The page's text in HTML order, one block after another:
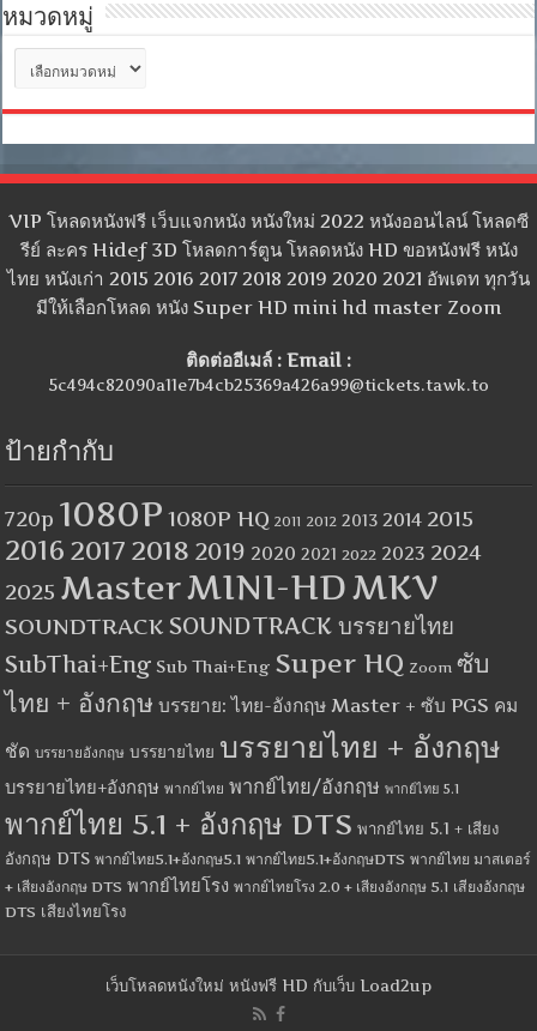
หมวดหมู่
หมู่
VIP โหลดหนังฟรี เว็บแจกหนัง หนังใหม่ 2022 หนังออนไลน์ โหลดซี
รีย์ ละคร Hidef 3D โหลดการ์ตูน โหลดหนัง HD ขอหนังฟรี หนัง
ไทย หนังเก่า 2015 2016 2017 2018 2019 2020 2021 อัพเดท ทุกวัน
มีให้เลือกโหลด หนัง Super HD mini hd master Zoom
ติดต่ออีเมล์ : Email :
5c494c82090a11e7b4cb25369a426a99@tickets.tawk.to
ป้ายกำกับ
720p 1080P 1080P HQ 2011 2012 2013 2014 2015
2016 2017 2018 2019 2020 2021 2022 2023 2024
2025 MasterMINI-HDMKV
SOUNDTRACK SOUNDTRACK บรรยายไทย
SubThai+Eng Sub Thai+Eng Super HQ Zoom ซับ
ไทย + อังกฤษ บรรยาย: ไทย-อังกฤษ Master + ซับ PGS คม
ชัด บรรยายอังกฤษ บรรยายไทย บรรยายไทย + อังกฤษ
บรรยายไทย+อังกฤษ พากย์ไทย พากย์ไทย/อังกฤษ พากย์ไทย 5.1
พากย์ไทย 5.1 + อังกฤษ DTS พากย์ไทย 5.1 + เสียง
อังกฤษ DTS พากย์ไทย5.1+อังกฤษ5.1 พากย์ไทย5.1+อังกฤษDTS พากย์ไทย มาสเตอร์
+ เสียงอังกฤษ DTS พากย์ไทยโรง พากย์ไทยโรง 2.0 + เสียงอังกฤษ 5.1 เสียงอังกฤษ
DTS เสียงไทยโรง
เว็บโหลดหนังใหม่ หนังฟรี HD กับเว็บ Load2up